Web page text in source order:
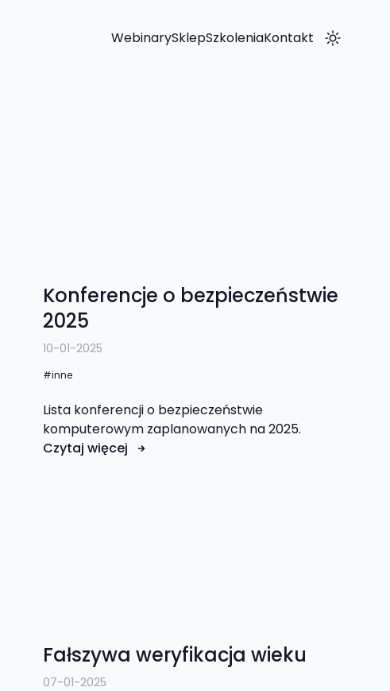
WebinarySklepSzkoleniaKontakt
Konferencje o bezpieczeństwie
2025
10-01-2025
inne
Lista konferencji o bezpieczeństwie
komputerowym zaplanowanych na 2025.
Czytaj więcej
Fałszywa weryfikacja wieku
07-01-2025